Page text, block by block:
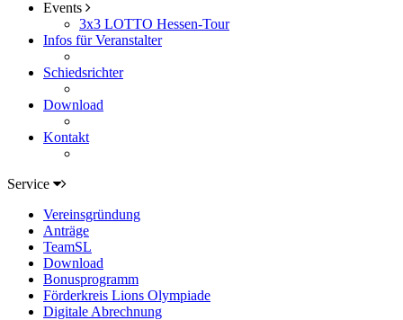
Events
3x3 LOTTO Hessen-Tour
Infos für Veranstalter
Schiedsrichter
Download
Kontakt
Service
Vereinsgründung
Anträge
TeamSL
Download
Bonusprogramm
Förderkreis Lions Olympiade
Digitale Abrechnung